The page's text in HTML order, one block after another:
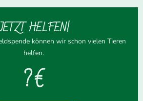
HELFEN!
können wir schon vielen Tieren
helfen.
? €